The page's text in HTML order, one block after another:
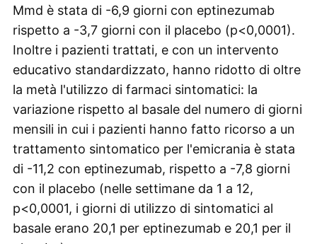
Mmd è stata di -6,9 giorni con eptinezumab
rispetto a -3,7 giorni con il placebo (p<0,0001).
Inoltre i pazienti trattati, e con un intervento
educativo standardizzato, hanno ridotto di oltre
la metà l'utilizzo di farmaci sintomatici: la
variazione rispetto al basale del numero di giorni
mensili in cui i pazienti hanno fatto ricorso a un
trattamento sintomatico per l'emicrania è stata
di -11,2 con eptinezumab, rispetto a -7,8 giorni
con il placebo (nelle settimane da 1 a 12,
p<0,0001, i giorni di utilizzo di sintomatici al
basale erano 20,1 per eptinezumab e 20,1 per il